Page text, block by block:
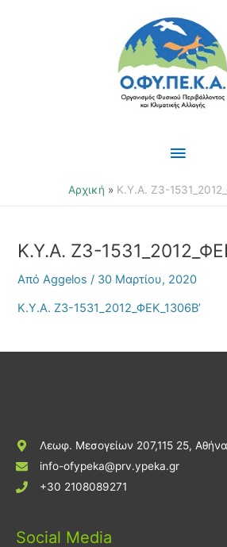
Κύριο
Μενού
Αρχική Κ.Υ.Α. Ζ3-
Κ.Υ.Α. Ζ3-
ΑπόAggelos/ 30 Μαρτίου, 2020
Κ.Υ.Α. Ζ3-1531_2012_ΦΕΚ_1306Β’
Λεωφ. Μεσογείων 207,115 25, Αθήνα
info-ofypeka@prv.ypeka.gr
+30 2108089271
Social Media